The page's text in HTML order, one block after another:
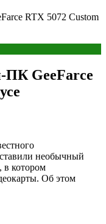
RTX 5072 Custom
ПК GeeFarce
необычный
в котором
Об этом